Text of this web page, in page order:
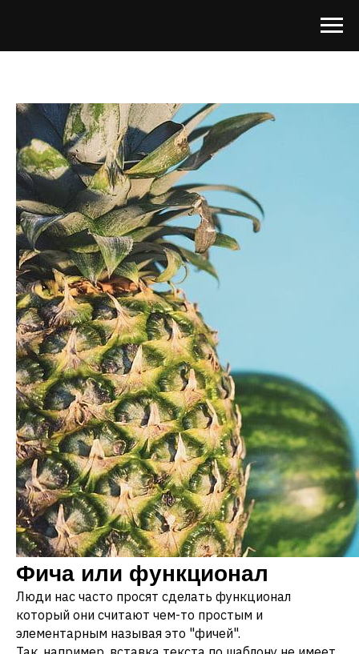
Фича или функционал
Люди нас часто просят сделать функционал
который они считают чем-то простым и
элементарным называя это "фичей".